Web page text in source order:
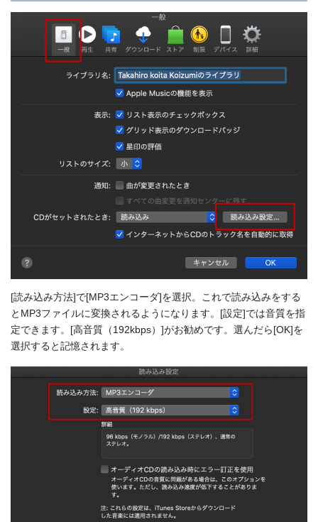
[読み込み方法]で[MP3エンコーダ]を選択。これで読み込みをする
とMP3ファイルに変換されるようになります。[設定]では音質を指
定できます。[高音質（192kbps）]がお勧めです。選んだら[OK]を
選択すると記憶されます。